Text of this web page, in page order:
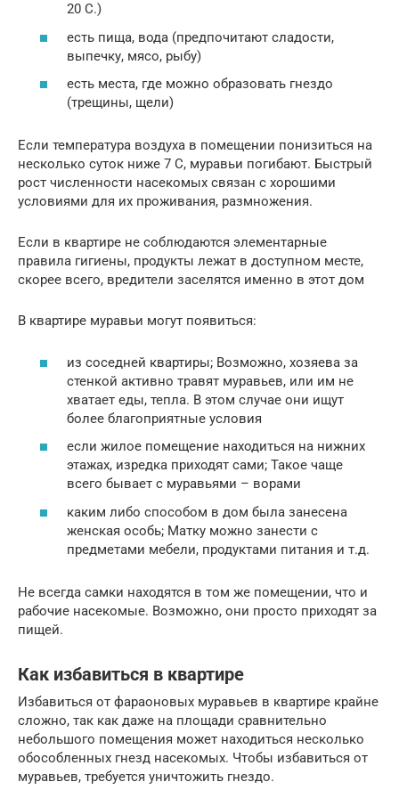
20 C.)
есть пища, вода (предпочитают сладости,
выпечку, мясо, рыбу)
есть места, где можно образовать гнездо
(трещины, щели)
Если температура воздуха в помещении понизиться на
несколько суток ниже 7 C, муравьи погибают. Быстрый
рост численности насекомых связан с хорошими
условиями для их проживания, размножения.
Если в квартире не соблюдаются элементарные
правила гигиены, продукты лежат в доступном месте,
скорее всего, вредители заселятся именно в этот дом
В квартире муравьи могут появиться:
из соседней квартиры; Возможно, хозяева за
стенкой активно травят муравьев, или им не
хватает еды, тепла. В этом случае они ищут
более благоприятные условия
если жилое помещение находиться на нижних
этажах, изредка приходят сами; Такое чаще
всего бывает с муравьями – ворами
каким либо способом в дом была занесена
женская особь; Матку можно занести с
предметами мебели, продуктами питания и т.д.
Не всегда самки находятся в том же помещении, что и
рабочие насекомые. Возможно, они просто приходят за
пищей.
Как избавиться в квартире
Избавиться от фараоновых муравьев в квартире крайне
сложно, так как даже на площади сравнительно
небольшого помещения может находиться несколько
обособленных гнезд насекомых. Чтобы избавиться от
муравьев, требуется уничтожить гнездо.